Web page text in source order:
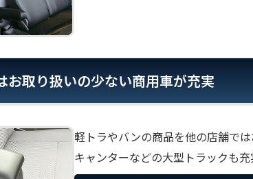
お取り扱いの少ない商用車が充実
軽トラやバンの商品を他の店舗で
キャンターなどの大型トラックも充